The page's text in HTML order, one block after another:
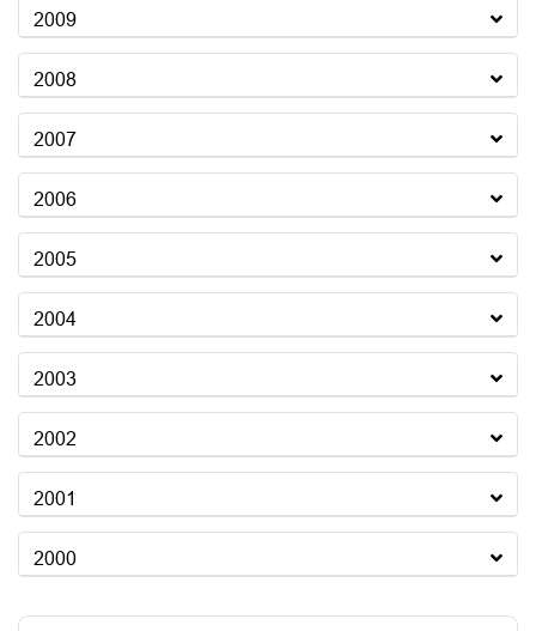
2009
2008
2007
2006
2005
2004
2003
2002
2001
2000